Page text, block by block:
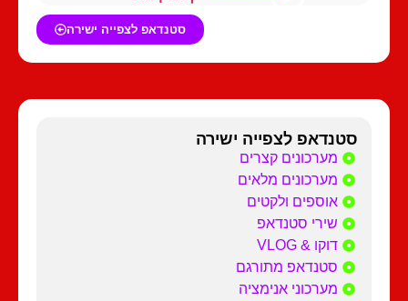
סטנדאפ לצפייה ישירה
סטנדאפ לצפייה ישירה
מערכונים קצרים
מערכונים מלאים
אוספים ולקטים
שירי סטנדאפ
דוקו & VLOG
סטנדאפ מתורגם
מערכוני אנימציה